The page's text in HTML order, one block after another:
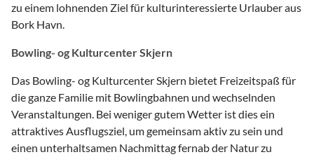
zu einem lohnenden Ziel für kulturinteressierte Urlauber aus
Bork Havn.
Bowling- og Kulturcenter Skjern
Das Bowling- og Kulturcenter Skjern bietet Freizeitspaß für
die ganze Familie mit Bowlingbahnen und wechselnden
Veranstaltungen. Bei weniger gutem Wetter ist dies ein
attraktives Ausflugsziel, um gemeinsam aktiv zu sein und
einen unterhaltsamen Nachmittag fernab der Natur zu